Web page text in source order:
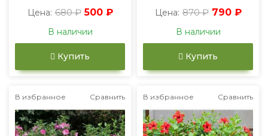
Цена: 680 ₽ 500 ₽
В наличии
Купить
Цена: 870 ₽ 790 ₽
В наличии
Купить
В избранное Сравнить В избранное Сравнить